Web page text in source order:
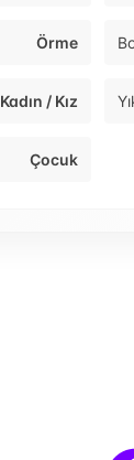
Örme
Kadın / Kız
Çocuk